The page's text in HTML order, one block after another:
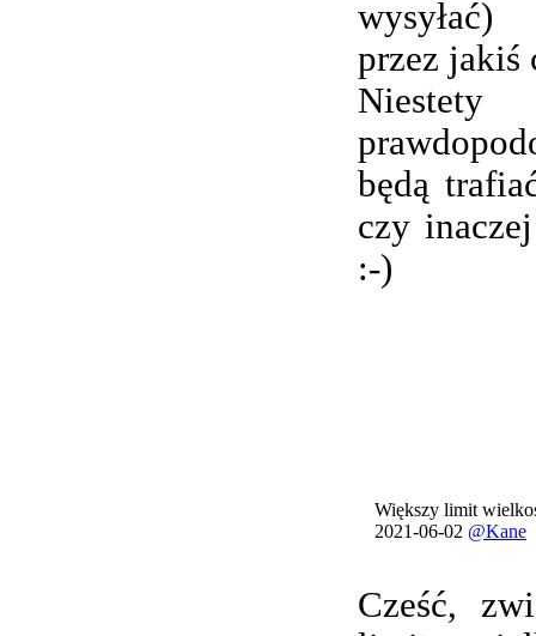
przez jakiś
będą
czy
:-)
Większy limit
2021-06-02 @Kane
Cześć,